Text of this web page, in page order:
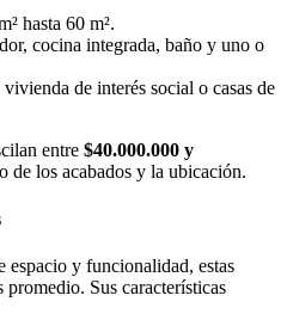
hasta 60 m².
cocina integrada, baño y uno o
de interés social o casas de
entre $40.000.000 y
de los acabados y la ubicación.
espacio y funcionalidad, estas
promedio. Sus características